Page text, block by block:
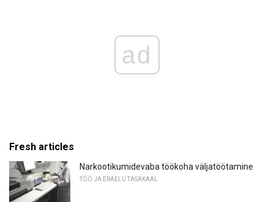
ad
Fresh articles
Narkootikumidevaba töökoha väljatöötamine
TÖÖ JA ERAELU TASAKAAL